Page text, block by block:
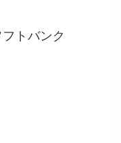
トバンク